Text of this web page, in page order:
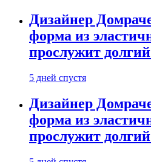
Дизайнер
форма из
прослужит
5 дней спустя
Дизайнер
форма из
прослужит